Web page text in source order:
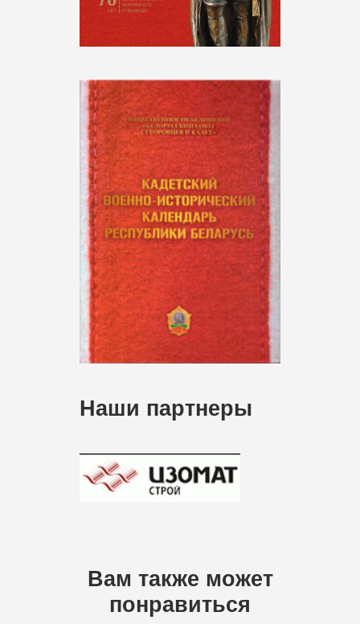
Наши партнеры
Вам также может
понравиться